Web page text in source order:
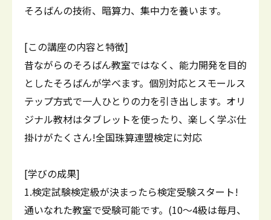
そろばんの技術、暗算力、集中力を養います。
[この講座の内容と特徴]
昔ながらのそろばん教室ではなく、能力開発を目的
としたそろばんが学べます。個別対応とスモールス
テップ方式で一人ひとりの力を引き出します。オリ
ジナル教材はタブレットを使ったり、楽しく学ぶ仕
掛けがたくさん!全国珠算連盟検定に対応
[学びの成果]
1.検定試験検定級が決まったら検定受験スタート!
通いなれた教室で受験可能です。(10～4級は毎月、